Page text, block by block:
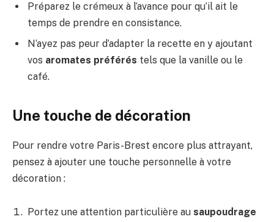
Préparez le crémeux à l’avance pour qu’il ait le
temps de prendre en consistance.
N’ayez pas peur d’adapter la recette en y ajoutant
vos aromates préférés tels que la vanille ou le
café.
Une touche de décoration
Pour rendre votre Paris-Brest encore plus attrayant,
pensez à ajouter une touche personnelle à votre
décoration :
Portez une attention particulière au saupoudrage